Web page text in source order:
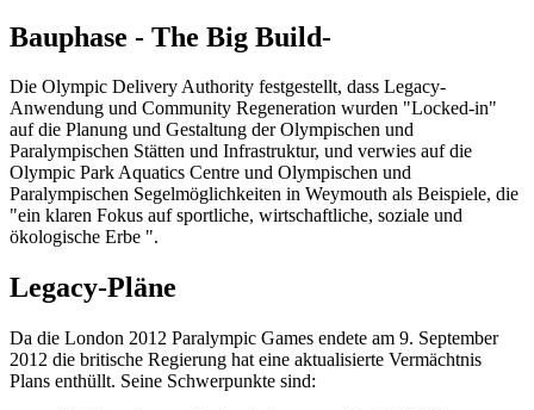
Bauphase - The Big Build-
Die Olympic Delivery Authority festgestellt, dass Legacy-
Anwendung und Community Regeneration wurden "Locked-in"
auf die Planung und Gestaltung der Olympischen und
Paralympischen Stätten und Infrastruktur, und verwies auf die
Olympic Park Aquatics Centre und Olympischen und
Paralympischen Segelmöglichkeiten in Weymouth als Beispiele, die
"ein klaren Fokus auf sportliche, wirtschaftliche, soziale und
ökologische Erbe ".
Legacy-Pläne
Da die London 2012 Paralympic Games endete am 9. September
2012 die britische Regierung hat eine aktualisierte Vermächtnis
Plans enthüllt. Seine Schwerpunkte sind: